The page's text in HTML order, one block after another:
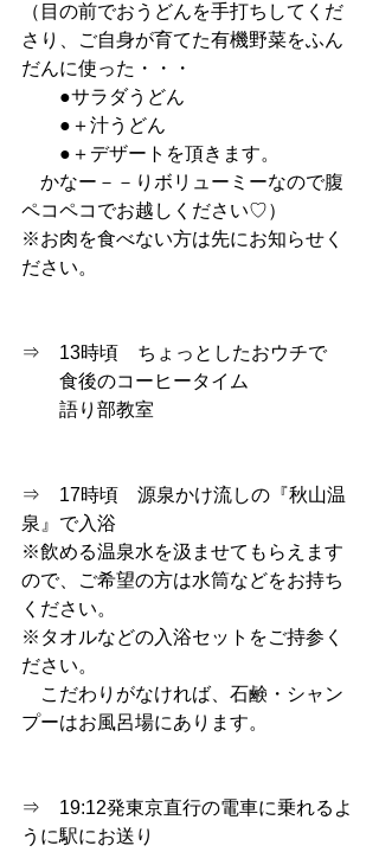
（目の前でおうどんを手打ちしてくだ
さり、ご自身が育てた有機野菜をふん
だんに使った・・・
●サラダうどん
●＋汁うどん
●＋デザートを頂きます。
かなー－－りボリューミーなので腹
ペコペコでお越しください♡）
※お肉を食べない方は先にお知らせく
ださい。
⇒　13時頃　ちょっとしたおウチで
食後のコーヒータイム
語り部教室
⇒　17時頃　源泉かけ流しの『秋山温
泉』で入浴
※飲める温泉水を汲ませてもらえます
ので、ご希望の方は水筒などをお持ち
ください。
※タオルなどの入浴セットをご持参く
ださい。
こだわりがなければ、石鹸・シャン
プーはお風呂場にあります。
⇒　19:12発東京直行の電車に乗れるよ
うに駅にお送り